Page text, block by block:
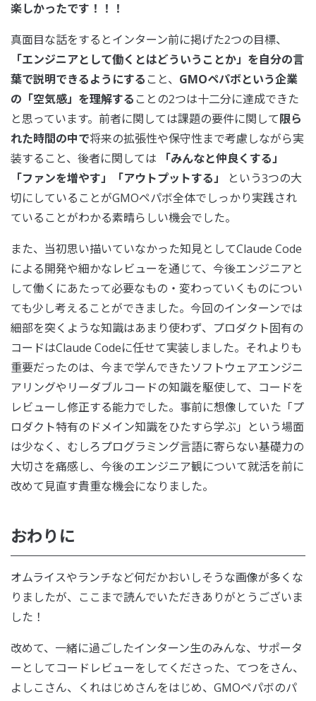
楽しかったです！！！
真面目な話をするとインターン前に掲げた2つの目標、
「エンジニアとして働くとはどういうことか」を自分の言
葉で説明できるようにする こと、 GMOペパボという企業
の「空気感」を理解する ことの2つは十二分に達成できた
と思っています。前者に関しては課題の要件に関して限ら
れた時間の中で将来の拡張性や保守性まで考慮しながら実
装すること、後者に関しては
「みんなと仲良くする」
「ファンを増やす」「アウトプットする」
という3つの大
切にしていることがGMOペパボ全体でしっかり実践され
ていることがわかる素晴らしい機会でした。
また、当初思い描いていなかった知見としてClaude Code
による開発や細かなレビューを通じて、今後エンジニアと
して働くにあたって必要なもの・変わっていくものについ
ても少し考えることができました。今回のインターンでは
細部を突くような知識はあまり使わず、プロダクト固有の
コードはClaude Codeに任せて実装しました。それよりも
重要だったのは、今まで学んできたソフトウェアエンジニ
アリングやリーダブルコードの知識を駆使して、コードを
レビューし修正する能力でした。事前に想像していた「プ
ロダクト特有のドメイン知識をひたすら学ぶ」という場面
は少なく、むしろプログラミング言語に寄らない基礎力の
大切さを痛感し、今後のエンジニア観について就活を前に
改めて見直す貴重な機会になりました。
おわりに
オムライスやランチなど何だかおいしそうな画像が多くな
りましたが、ここまで読んでいただきありがとうございま
した！
改めて、一緒に過ごしたインターン生のみんな、サポータ
ーとしてコードレビューをしてくださった、てつをさん、
よしこさん、くれはじめさんをはじめ、GMOペパボのパ